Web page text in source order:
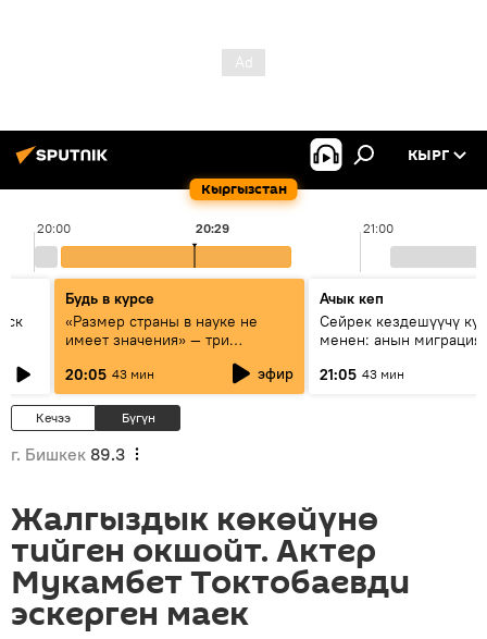
Кыргызстан
КЫРГ
20:00 21:00
20:29
Будь в курсе
«Размер страны в науке не
имеет значения» — три
эксперта о сотрудничестве
России и Кыргызстана в
образовании и исследованиях
20:05 43 мин эфир
Ачык кеп
Сейрек кездешүүчү
менен: анын
21:05 43 мин
Кечээ Бүгүн
г. Бишкек 89.3
Жалгыздык көкөйүнө
тийген окшойт. Актер
Мукамбет Токтобаевди
эскерген маек